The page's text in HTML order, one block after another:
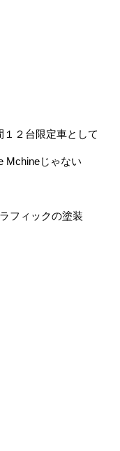
２台限定車として
Mchineじゃない
フィックの塗装